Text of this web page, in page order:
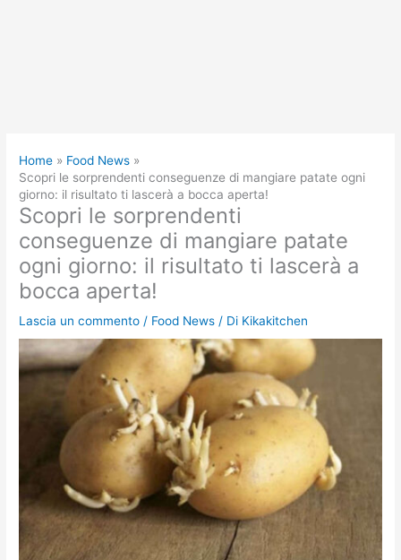
Home
Food News
Scopri le sorprendenti conseguenze di mangiare patate ogni
giorno: il risultato ti lascerà a bocca aperta!
Scopri le sorprendenti
conseguenze di mangiare patate
ogni giorno: il risultato ti lascerà a
bocca aperta!
Lascia un commento / Food News / Di Kikakitchen